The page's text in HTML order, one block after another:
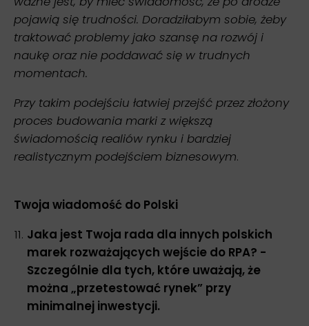
pojawią się trudności. Doradziłabym sobie, żeby
traktować problemy jako szansę na rozwój i
naukę oraz nie poddawać się w trudnych
momentach.
Przy takim podejściu łatwiej przejść przez złożony
proces budowania marki z większą
świadomością realiów rynku i bardziej
realistycznym podejściem biznesowym.
Twoja wiadomość do Polski
Jaka jest Twoja rada dla innych polskich
marek rozważających wejście do RPA? -
Szczególnie dla tych, które uważają, że
można „przetestować rynek” przy
minimalnej inwestycji.